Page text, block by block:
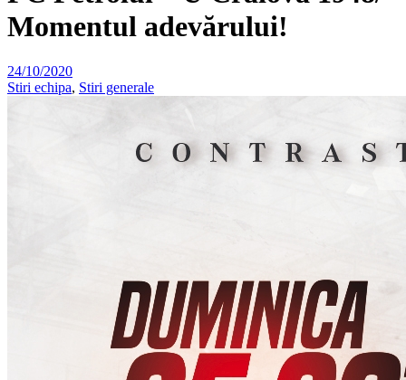
Momentul adevărului!
24/10/2020
Stiri echipa, Stiri generale